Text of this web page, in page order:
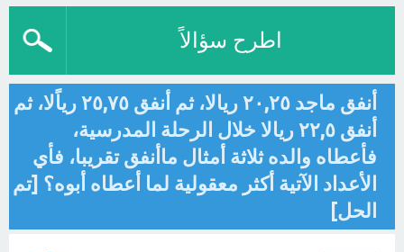
اطرح سؤالاً
أنفق ماجد ٢٠,٢٥ ريالا، ثم أنفق ٢٥,٧٥ رياًلا، ثم
أنفق ٢٢,٥ ريالا خلال الرحلة المدرسية،
فأعطاه والده ثلاثة أمثال ماأنفق تقريبا، فأي
الأعداد الآتية أكثر معقولية لما أعطاه أبوه؟ [تم
الحل]